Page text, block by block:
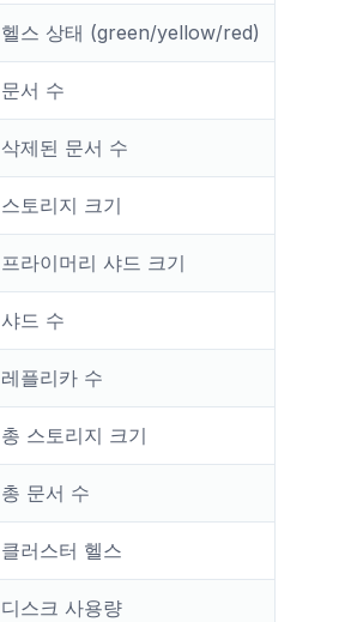
헬스 상태 (green/yellow/red)
문서 수
삭제된 문서 수
스토리지 크기
프라이머리 샤드 크기
샤드 수
레플리카 수
총 스토리지 크기
총 문서 수
클러스터 헬스
디스크 사용량